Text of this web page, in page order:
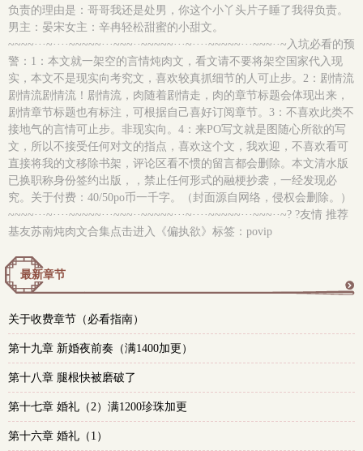
负责的理由是：哥哥我还是处男，你这个小丫头片子睡了我得负责。
男主：晏宋女主：辛冉轻松甜蜜的小甜文。
~~~~···~····~~~~~···~~~··~~~~~···~····~~~~~···~~~··~入坑必看的预
警：1：本文就一架空的言情炖肉文，看文请不要将架空国家代入现
实，本文不是现实向考究文，喜欢较真抓细节的人可止步。2：剧情流
剧情流剧情流！剧情流，肉随着剧情走，肉的章节标题会体现出来，
剧情章节标题也有标注，可根据自己喜好订阅章节。3：不喜欢此类不
接地气的言情可止步。非现实向。4：来PO写文就是图随心所欲的写
文，所以不接受任何对文的指点，喜欢这个文，我欢迎，不喜欢看可
直接将我的文移除书架，评论区看不惯的留言都会删除。本文清水版
已换职称身份签约出版，，禁止任何形式的融梗抄袭，一经发现必
究。关于付费：40/50po币一千字。（封面源自网络，侵权会删除。）
~~~~···~····~~~~~···~~~··~~~~~···~····~~~~~···~~~··~? ?友情 推荐
基友苏南炖肉文合集点击进入《偏执欲》标签：povip
最新章节
关于收费章节（必看指南）
第十九章 新婚夜前奏（满1400加更）
第十八章 腿根快被磨破了
第十七章 婚礼（2）满1200珍珠加更
第十六章 婚礼（1）